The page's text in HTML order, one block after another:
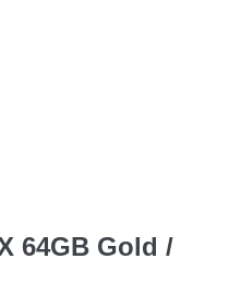
64GB Gold /